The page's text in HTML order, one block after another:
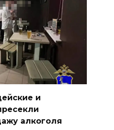
и
алкоголя